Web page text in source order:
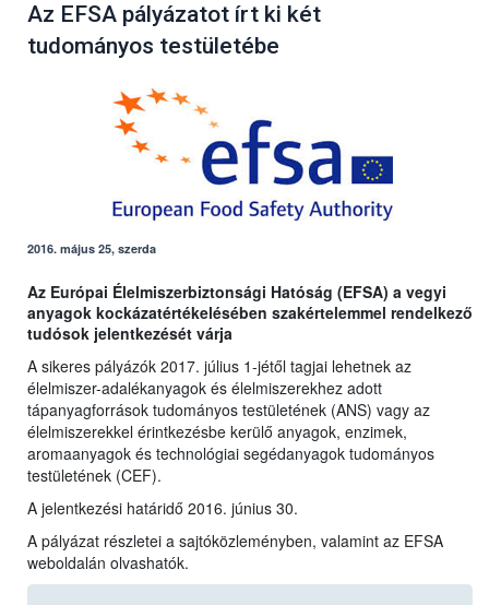
Az EFSA pályázatot írt ki két
tudományos testületébe
2016. május 25, szerda
Az Európai Élelmiszerbiztonsági Hatóság (EFSA) a vegyi
anyagok kockázatértékelésében szakértelemmel rendelkező
tudósok jelentkezését várja
A sikeres pályázók 2017. július 1-jétől tagjai lehetnek az
élelmiszer-adalékanyagok és élelmiszerekhez adott
tápanyagforrások tudományos testületének (ANS) vagy az
élelmiszerekkel érintkezésbe kerülő anyagok, enzimek,
aromaanyagok és technológiai segédanyagok tudományos
testületének (CEF).
A jelentkezési határidő 2016. június 30.
A pályázat részletei a sajtóközleményben, valamint az EFSA
weboldalán olvashatók.